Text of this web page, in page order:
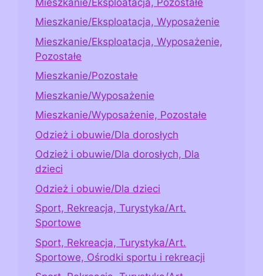
Mieszkanie/Eksploatacja, Wyposażenie
Mieszkanie/Eksploatacja, Wyposażenie,
Pozostałe
Mieszkanie/Pozostałe
Mieszkanie/Wyposażenie
Mieszkanie/Wyposażenie, Pozostałe
Odzież i obuwie/Dla dorosłych
Odzież i obuwie/Dla dorosłych, Dla
dzieci
Odzież i obuwie/Dla dzieci
Sport, Rekreacja, Turystyka/Art.
Sportowe
Sport, Rekreacja, Turystyka/Art.
Sportowe, Ośrodki sportu i rekreacji